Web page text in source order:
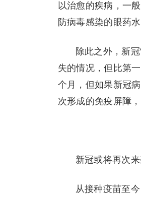
以治愈的疾病，一
防病毒感染的眼药
除此之外，新
失的情况，但比第
个月，但如果新冠
次形成的免疫屏障
新冠或将再次
从接种疫苗至